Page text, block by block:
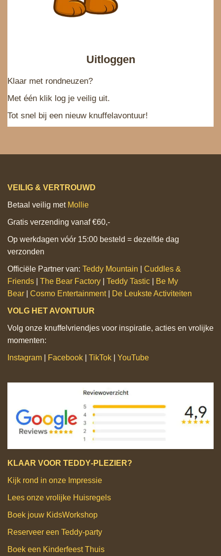
Uitloggen
Klaar met rondneuzen?
Met één klik log je veilig uit.
Tot snel bij een nieuw knuffelavontuur!
VEILIG & VERTROUWD
Betaal veilig met Mollie
Gratis verzending vanaf €60,-
Op werkdagen vóór 15:00 besteld = dezelfde dag
verzonden
Officiële Partner van: Teddy Mountain
Cuddles &
Friends
The Bear Factory Teddy Tastic
Be My
Bear
Cosmo Entertainment| De Leukste Activiteiten
VOLG HET AVONTUUR
Volg onze knuffelvriendjes voor inspiratie, acties en vrolijke
momenten:
Instagram Facebook TikTok YouTube
KLAAR VOOR TEDDY‑PLEZIER?
Kijk rond in onze Impressie
Lees onze vrolijke Huisregels
Boek jouw KidsWorkshop
Reserveer een Teddy‑party
Boek een Kinderfeest Thuis